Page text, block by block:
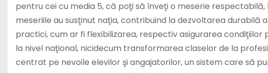
pentru cei cu media 5, că poţi să înveţi o meserie
meseriile au susţinut naţia, contribuind la dezvoltarea durabilă
practici, cum ar fi flexibilizarea, respectiv asigurarea
la nivel naţional, nicidecum transformarea claselor de la
centrat pe nevoile elevilor şi angajatorilor, un sistem care să